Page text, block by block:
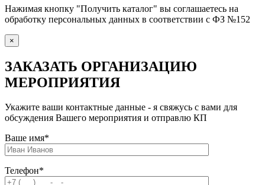
Нажимая кнопку "Получить каталог" вы соглашаетесь на
обработку персональных данных в соответствии с ФЗ №152
×
ЗАКАЗАТЬ ОРГАНИЗАЦИЮ
МЕРОПРИЯТИЯ
Укажите ваши контактные данные - я свяжусь с вами для
обсуждения Вашего мероприятия и отправлю КП
Ваше имя*
Телефон*